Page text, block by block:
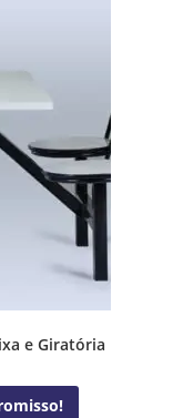
e Giratória